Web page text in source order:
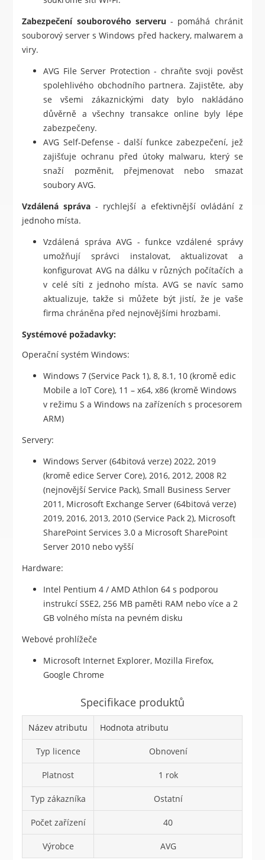
Zabezpečení souborového serveru - pomáhá chránit
souborový server s Windows před hackery, malwarem a
viry.
AVG File Server Protection - chraňte svoji pověst
spolehlivého obchodního partnera. Zajistěte, aby
se všemi zákaznickými daty bylo nakládáno
důvěrně a všechny transakce online byly lépe
zabezpečeny.
AVG Self-Defense - další funkce zabezpečení, jež
zajišťuje ochranu před útoky malwaru, který se
snaží pozměnit, přejmenovat nebo smazat
soubory AVG.
Vzdálená správa - rychlejší a efektivnější ovládání z
jednoho místa.
Vzdálená správa AVG - funkce vzdálené správy
umožňují správci instalovat, aktualizovat a
konfigurovat AVG na dálku v různých počítačích a
v celé síti z jednoho místa. AVG se navíc samo
aktualizuje, takže si můžete být jistí, že je vaše
firma chráněna před nejnovějšími hrozbami.
Systémové požadavky:
Operační systém Windows:
Windows 7 (Service Pack 1), 8, 8.1, 10 (kromě edic
Mobile a IoT Core), 11 – x64, x86 (kromě Windows
v režimu S a Windows na zařízeních s procesorem
ARM)
Servery:
Windows Server (64bitová verze) 2022, 2019
(kromě edice Server Core), 2016, 2012, 2008 R2
(nejnovější Service Pack), Small Business Server
2011, Microsoft Exchange Server (64bitová verze)
2019, 2016, 2013, 2010 (Service Pack 2), Microsoft
SharePoint Services 3.0 a Microsoft SharePoint
Server 2010 nebo vyšší
Hardware:
Intel Pentium 4 / AMD Athlon 64 s podporou
instrukcí SSE2, 256 MB paměti RAM nebo více a 2
GB volného místa na pevném disku
Webové prohlížeče
Microsoft Internet Explorer, Mozilla Firefox,
Google Chrome
Specifikace produktů
Název atributu Hodnota atributu
Typ licence Obnovení
Platnost 1 rok
Typ zákazníka Ostatní
Počet zařízení 40
Výrobce AVG